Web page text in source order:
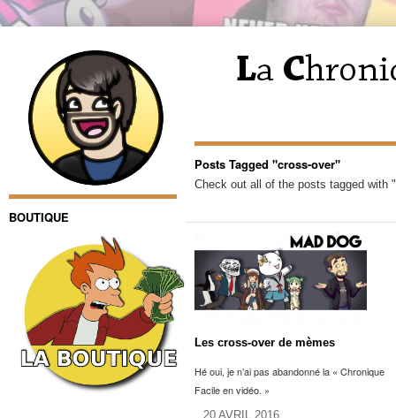
BOUTIQUE
Posts Tagged "cross-over"
Check out all of the posts tagged with
Les cross-over de mèmes
Hé oui, je n’ai pas abandonné la « Chronique
Facile en vidéo. »
20 AVRIL 2016